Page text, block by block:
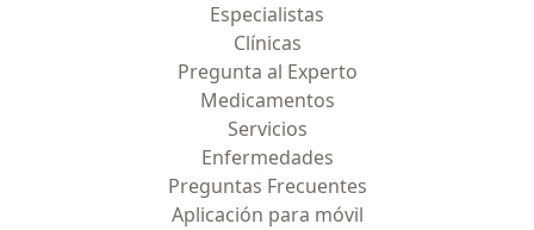
Especialistas
Clínicas
Pregunta al Experto
Medicamentos
Servicios
Enfermedades
Preguntas Frecuentes
Aplicación para móvil